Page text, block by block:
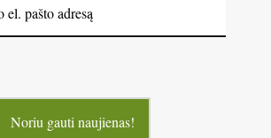
Noriu gauti naujienas!